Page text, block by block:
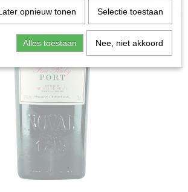
opnieuw tonen Selectie toestaan
Alles toestaan Nee, niet akkoord